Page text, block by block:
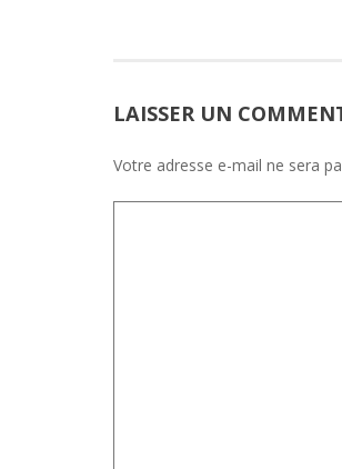
LAISSER UN
Votre adresse e-mail ne sera